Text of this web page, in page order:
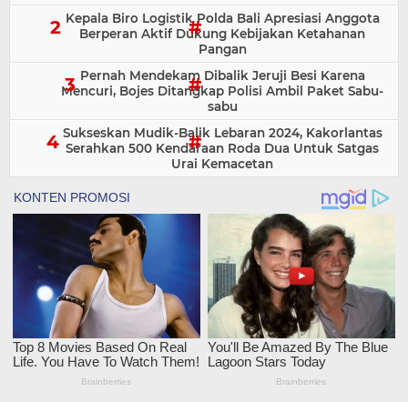
Kepala Biro Logistik Polda Bali Apresiasi Anggota
Berperan Aktif Dukung Kebijakan Ketahanan
Pangan
Pernah Mendekam Dibalik Jeruji Besi Karena
Mencuri, Bojes Ditangkap Polisi Ambil Paket Sabu-
sabu
Sukseskan Mudik-Balik Lebaran 2024, Kakorlantas
Serahkan 500 Kendaraan Roda Dua Untuk Satgas
Urai Kemacetan